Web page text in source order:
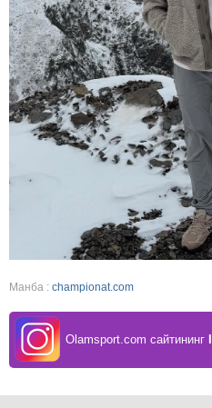
Манба : championat.com
Olamsport.com сайтининг